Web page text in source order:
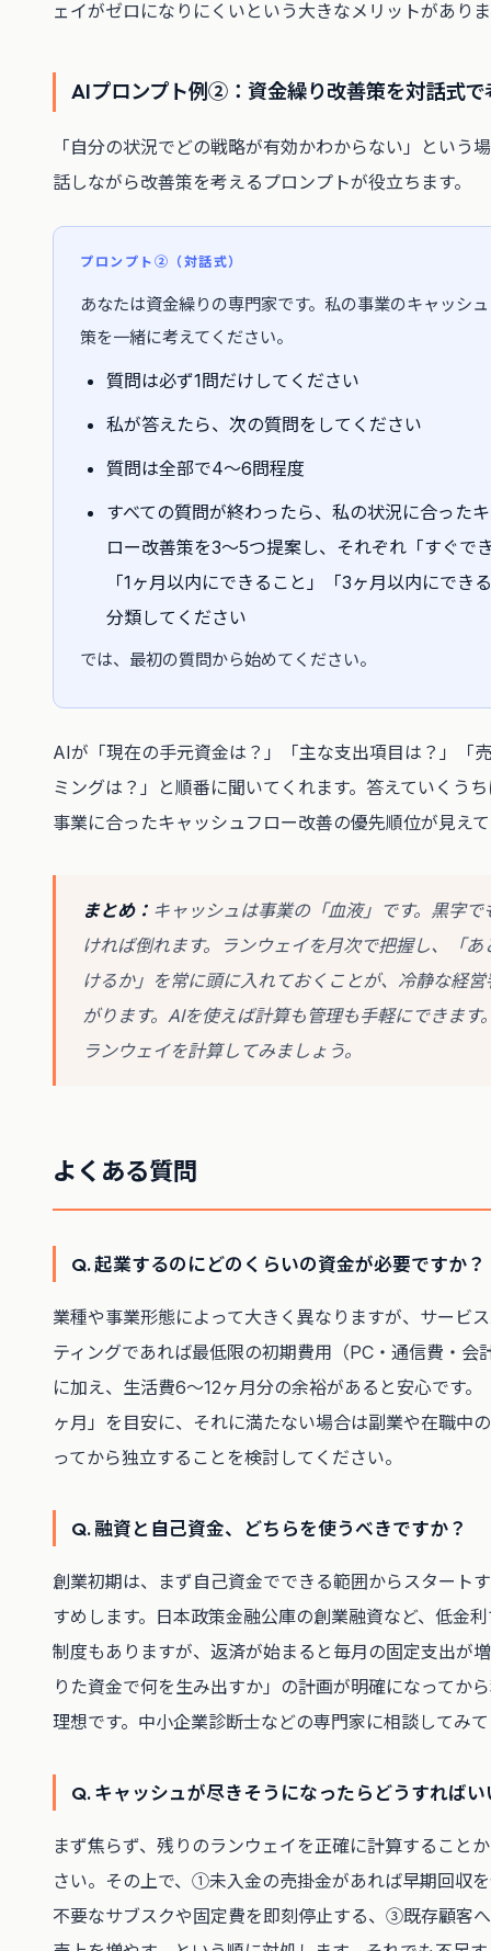
ェイがゼロになりにくいという大きなメリットがあり
AIプロンプト例②：資金繰り改善策を対話式で
「自分の状況でどの戦略が有効かわからない」という
話しながら改善策を考えるプロンプトが役立ちます。
プロンプト②（対話式）
あなたは資金繰りの専門家です。私の事業のキャッシ
策を一緒に考えてください。
質問は必ず1問だけしてください
私が答えたら、次の質問をしてください
質問は全部で4〜6問程度
すべての質問が終わったら、私の状況に合った
ロー改善策を3〜5つ提案し、それぞれ「すぐで
「1ヶ月以内にできること」「3ヶ月以内にでき
分類してください
では、最初の質問から始めてください。
AIが「現在の手元資金は？」「主な支出項目は？」「
ミングは？」と順番に聞いてくれます。答えていくう
事業に合ったキャッシュフロー改善の優先順位が見え
まとめ： キャッシュは事業の「血液」です。黒字で
ければ倒れます。ランウェイを月次で把握し、「あ
けるか」を常に頭に入れておくことが、冷静な経
がります。AIを使えば計算も管理も手軽にできます
ランウェイを計算してみましょう。
よくある質問
Q. 起業するのにどのくらいの資金が必要ですか？
業種や事業形態によって大きく異なりますが、サービ
ティングであれば最低限の初期費用（PC・通信費・会
に加え、生活費6〜12ヶ月分の余裕があると安心です。
ヶ月」を目安に、それに満たない場合は副業や在職中
ってから独立することを検討してください。
Q. 融資と自己資金、どちらを使うべきですか？
創業初期は、まず自己資金でできる範囲からスタート
すめします。日本政策金融公庫の創業融資など、低金
制度もありますが、返済が始まると毎月の固定支出が
りた資金で何を生み出すか」の計画が明確になってか
理想です。中小企業診断士などの専門家に相談してみ
Q. キャッシュが尽きそうになったらどうすればい
まず焦らず、残りのランウェイを正確に計算すること
さい。その上で、①未入金の売掛金があれば早期回収
不要なサブスクや固定費を即刻停止する、③既存顧客